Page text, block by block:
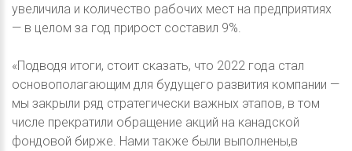
увеличила и количество рабочих мест на предприятиях
— в целом за год прирост составил 9%.
«Подводя итоги, стоит сказать, что 2022 года стал
основополагающим для будущего развития компании —
мы закрыли ряд стратегически важных этапов, в том
числе прекратили обращение акций на канадской
фондовой бирже. Нами также были выполнены,в